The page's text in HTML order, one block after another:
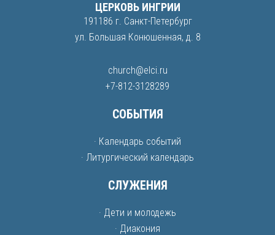
ЦЕРКОВЬ ИНГРИИ
191186 г. Санкт-Петербург
ул. Большая Конюшенная, д. 8
church@elci.ru
+7-812-3128289
СОБЫТИЯ
· Календарь событий
· Литургический календарь
СЛУЖЕНИЯ
· Дети и молодежь
· Диакония